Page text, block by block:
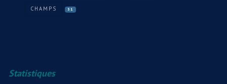
CHAMPS 31
Statistiques